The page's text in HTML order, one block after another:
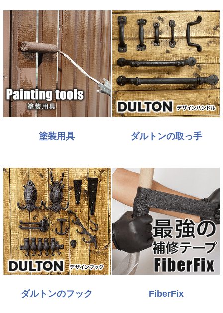
塗装用具 ダルトンの取っ手
ダルトンのフック FiberFix